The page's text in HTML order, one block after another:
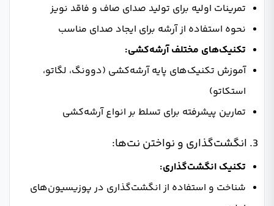
تمرینات اولیه برای تولید صدای صاف و فاقد نویز
نحوه استفاده از آرشه برای ایجاد صدای مناسب
تکنیک‌های مختلف آرشه‌کشی:
آموزش تکنیک‌های پایه آرشه‌کشی (دوونگ، لگاتو،
استکاتو)
تمارین پیشرفته برای تسلط بر انواع آرشه‌کشی
3. انگشت‌گذاری و نواختن نت‌ها:
تکنیک انگشت‌گذاری:
شناخت و استفاده از انگشت‌گذاری در پوزیسیون‌های